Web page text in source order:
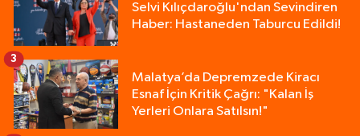
Selvi Kılıçdaroğlu'ndan Sevindiren
Haber: Hastaneden Taburcu Edildi!
Malatya’da Depremzede Kiracı
Esnaf İçin Kritik Çağrı: "Kalan İş
Yerleri Onlara Satılsın!"
3